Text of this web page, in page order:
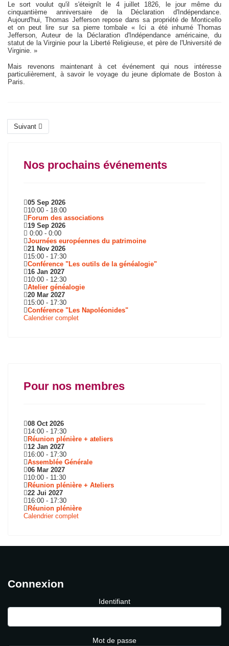
Le sort voulut qu'il s'éteignît le 4 juillet 1826, le jour même du
cinquantième anniversaire de la Déclaration d'Indépendance.
Aujourd'hui, Thomas Jefferson repose dans sa propriété de Monticello
et on peut lire sur sa pierre tombale « Ici a été inhumé Thomas
Jefferson, Auteur de la Déclaration d'Indépendance américaine, du
statut de la Virginie pour la Liberté Religieuse, et père de l'Université de
Virginie. »
Mais revenons maintenant à cet événement qui nous intéresse
particulièrement, à savoir le voyage du jeune diplomate de Boston à
Paris.
Suivant
Nos prochains événements
05 Sep 2026
10:00 - 18:00
Forum des associations
19 Sep 2026
0:00 - 0:00
Journées européennes du patrimoine
21 Nov 2026
15:00 - 17:30
Conférence "Les outils de la généalogie"
16 Jan 2027
10:00 - 12:30
Atelier généalogie
20 Mar 2027
15:00 - 17:30
Conférence "Les Napoléonides"
Calendrier complet
Pour nos membres
08 Oct 2026
14:00 - 17:30
Réunion plénière + ateliers
12 Jan 2027
16:00 - 17:30
Assemblée Générale
06 Mar 2027
10:00 - 11:30
Réunion plénière + Ateliers
22 Jui 2027
16:00 - 17:30
Réunion plénière
Calendrier complet
Connexion
Identifiant
Mot de passe